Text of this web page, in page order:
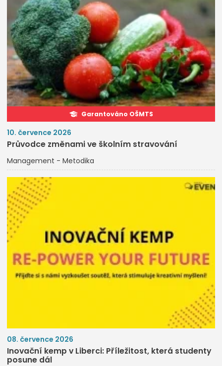
Garantováno OŠMTS
10. července 2026
Průvodce změnami ve školním stravování
Management - Metodika
08. července 2026
Inovační kemp v Liberci: Příležitost, která studenty
posune dál